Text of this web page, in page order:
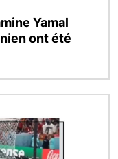
Yamal
ont été